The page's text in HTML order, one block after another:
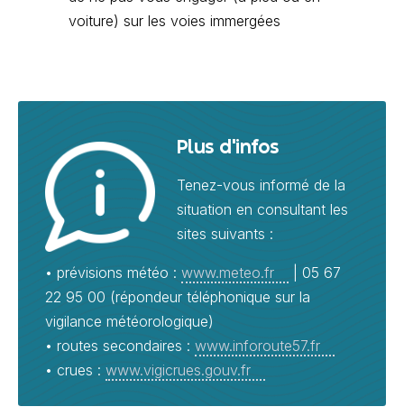
voiture) sur les voies immergées
Plus d'infos
Tenez-vous informé de la
situation en consultant les
sites suivants :
• prévisions météo : www.meteo.fr
| 05 67
22 95 00 (répondeur téléphonique sur la
vigilance météorologique)
• routes secondaires : www.inforoute57.fr
• crues : www.vigicrues.gouv.fr